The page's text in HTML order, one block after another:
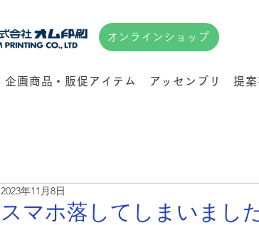
オンラインショップ
企画商品・販促アイテム アッセンブリ 提案
スマホ落してしまいまし
2023年11月8日